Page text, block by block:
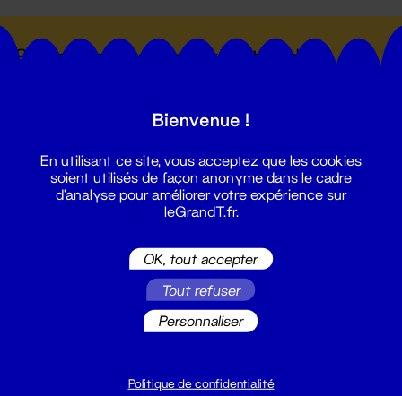
Suivez toutes les actualités du
Du lundi au vendredi 14h → 18h
Bienvenue !
En utilisant ce site, vous acceptez que les cookies
soient utilisés de façon anonyme dans le cadre
d'analyse pour améliorer votre expérience sur
leGrandT.fr.
OK, tout accepter
Tout refuser
Personnaliser
Politique de confidentialité